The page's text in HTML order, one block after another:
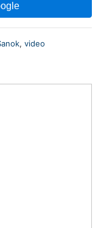
, video